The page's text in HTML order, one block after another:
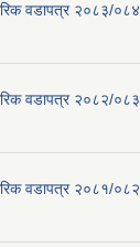
वडापत्र २०८३/०८४
वडापत्र २०८२/०८३
वडापत्र २०८१/०८२